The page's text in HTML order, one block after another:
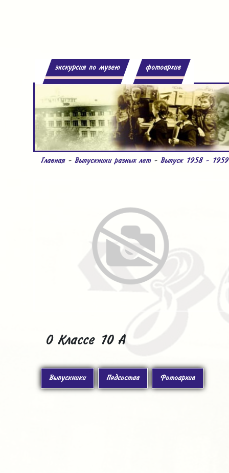
экскурсия по музею фотоархив
Главная- Выпускники разных лет- Выпуск 1958 - 1959
О Классе 10 А
Выпускники Педсостав Фотоархив